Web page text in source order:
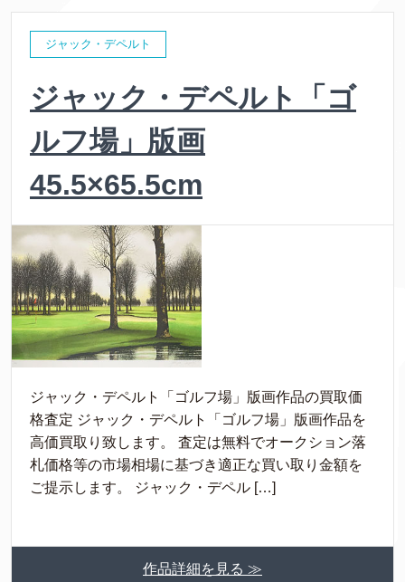
ジャック・デペルト
ジャック・デペルト「ゴ
ルフ場」版画
45.5×65.5cm
ジャック・デペルト「ゴルフ場」版画作品の買取価
格査定 ジャック・デペルト「ゴルフ場」版画作品を
高価買取り致します。 査定は無料でオークション落
札価格等の市場相場に基づき適正な買い取り金額を
ご提示します。 ジャック・デペル […]
作品詳細を見る ≫